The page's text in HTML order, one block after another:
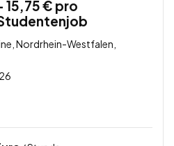
15,75 € pro
Nordrhein-Westfalen,